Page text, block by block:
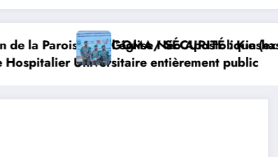
(ex maison du parti) : Que savoir sur ce
dénonce l’expulsion d’un officier
NEW-YORK/